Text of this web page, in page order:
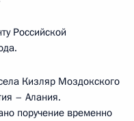
Российской
Кизляр Моздокского
– Алания.
поручение временно